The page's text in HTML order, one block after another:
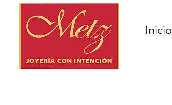
Inicio